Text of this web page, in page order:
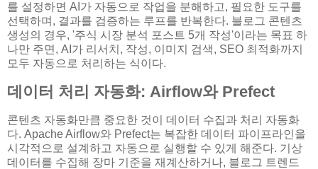
를 설정하면 AI가 자동으로 작업을 분해하고, 필요한 도구를
선택하며, 결과를 검증하는 루프를 반복한다. 블로그 콘텐츠
생성의 경우, '주식 시장 분석 포스트 5개 작성'이라는 목표 하
나만 주면, AI가 리서치, 작성, 이미지 검색, SEO 최적화까지
모두 자동으로 처리하는 식이다.
데이터 처리 자동화: Airflow와 Prefect
콘텐츠 자동화만큼 중요한 것이 데이터 수집과 처리 자동화
다. Apache Airflow와 Prefect는 복잡한 데이터 파이프라인을
시각적으로 설계하고 자동으로 실행할 수 있게 해준다. 기상
데이터를 수집해 장마 기준을 재계산하거나, 블로그 트렌드